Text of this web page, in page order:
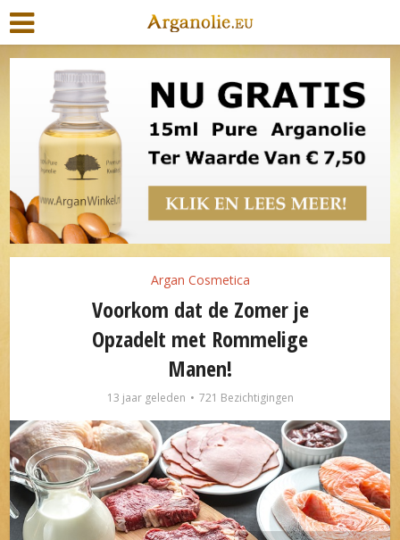
Argan Cosmetica
Voorkom dat de Zomer je
Opzadelt met Rommelige
Manen!
13 jaar geleden 721 Bezichtigingen